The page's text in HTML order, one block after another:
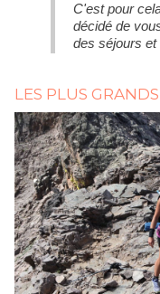
C'est pour
décidé de
des séjours
LES PLUS